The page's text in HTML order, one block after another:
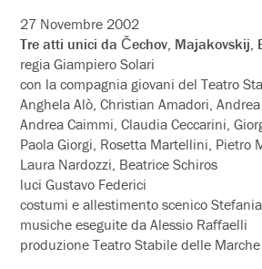
27 Novembre 2002
Tre atti unici da Čechov, Majakovskij,
regia Giampiero Solari
con la compagnia giovani del Teatro
Anghela Alò, Christian Amadori,
Andrea Caimmi, Claudia Ceccarini,
Paola Giorgi, Rosetta Martellini, Pietro
Laura Nardozzi, Beatrice Schiros
luci Gustavo Federici
costumi e allestimento scenico
musiche eseguite da Alessio Raffaelli
produzione Teatro Stabile delle Marche